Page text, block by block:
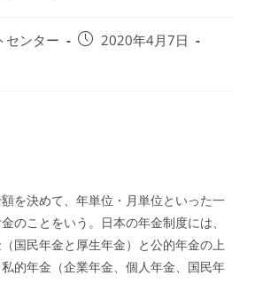
センター
投
2020年4月7日
を決めて、年単位・月単位といった一
のことをいう。日本の年金制度には、
国民年金と厚生年金）と公的年金の上
的年金（企業年金、個人年金、国民年